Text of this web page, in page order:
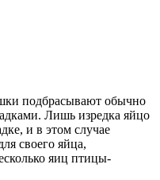
подбрасывают обычно
Лишь изредка яйцо
и в этом случае
своего яйца,
яиц птицы-